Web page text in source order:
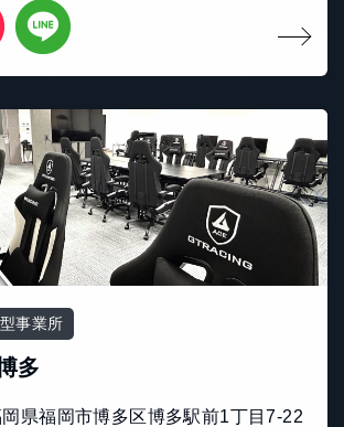
事業所
多
県福岡市博多区博多駅前1丁目7-22